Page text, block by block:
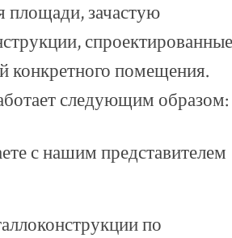
площади, зачастую
конкретного помещения.
следующим образом:
с нашим представителем
по